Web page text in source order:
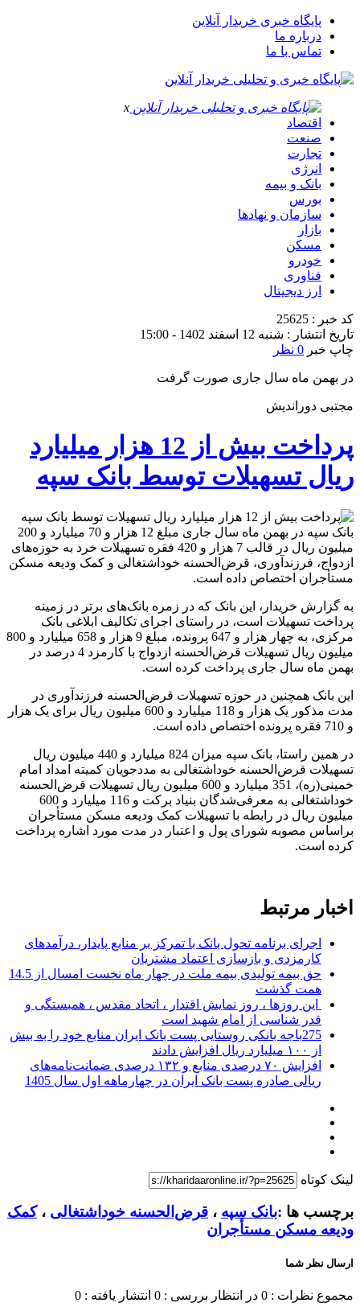
پایگاه خبری خریدار آنلاین
درباره ما
تماس با ما
x
اقتصاد
صنعت
تجارت
انرژی
بانک و بیمه
بورس
سازمان و نهادها
بازار
مسکن
خودرو
فناوری
ارز دیجیتال
کد خبر : 25625
تاریخ انتشار : شنبه 12 اسفند 1402 - 15:00
چاپ خبر 0 نظر
در بهمن ‌ماه سال جاری صورت گرفت
مجتبی دوراندیش
پرداخت بیش از 12 هزار میلیارد
ریال تسهیلات توسط بانک سپه
بانک سپه در بهمن ماه سال جاری مبلغ 12 هزار و 70 میلیارد و 200
میلیون ریال در قالب 7 هزار و 420 فقره تسهیلات خرد به حوزه‌های
ازدواج، فرزندآوری، قرض‌الحسنه خوداشتغالی و کمک ودیعه مسکن
مستأجران اختصاص داده است.
به گزارش خریدار، این بانک که در زمره بانک‌های برتر در زمینه
پرداخت تسهیلات است، در راستای اجرای تکالیف ابلاغی بانک
مرکزی، به چهار هزار و 647 پرونده، مبلغ 9 هزار و 658 میلیارد و 800
میلیون ریال تسهیلات قرض‌الحسنه ازدواج با کارمزد 4 درصد در
بهمن ماه سال جاری پرداخت کرده است.
این بانک همچنین در حوزه تسهیلات قرض‌الحسنه فرزندآوری در
مدت مذکور یک هزار و 118 میلیارد و 600 میلیون ریال برای یک هزار
و 710 فقره پرونده اختصاص داده است.
در همین راستا، بانک سپه میزان 824 میلیارد و 440 میلیون ریال
تسهیلات قرض‌الحسنه خوداشتغالی به مددجویان کمیته امداد امام
خمینی(ره)، 351 میلیارد و 600 میلیون ریال تسهیلات قرض‌الحسنه
خوداشتغالی به معرفی‌شدگان بنیاد برکت و 116 میلیارد و 600
میلیون ریال در رابطه با تسهیلات کمک ودیعه مسکن مستأجران
براساس مصوبه شورای پول و اعتبار در مدت مورد اشاره پرداخت
کرده است.
اخبار مرتبط
اجرای برنامه تحول بانک با تمرکز بر منابع پایدار، درآمدهای
کارمزدی و بازسازی اعتماد مشتریان
حق بیمه تولیدی بیمه ملت در چهار ماه نخست امسال از 14.5
همت گذشت
این روزها ، روز نمایش اقتدار ، اتحاد مقدس ، همبستگی و
قدر شناسی از امام شهید است
275باجه بانکی روستایی پست بانک ایران منابع خود را به بیش
از ۱۰۰ میلیارد ریال افزایش دادند
افزایش ۷۰ درصدی منابع و ۱۳۲ درصدی ضمانت‌نامه‌های
ریالی صادره پست بانک ایران در چهارماهه اول سال 1405
لینک کوتاه
برچسب ها :بانک سپه ، قرض‌الحسنه خوداشتغالی ،کمک
ودیعه مسکن مستأجران
ارسال نظر شما
مجموع نظرات : 0 در انتظار بررسی : 0 انتشار یافته : 0